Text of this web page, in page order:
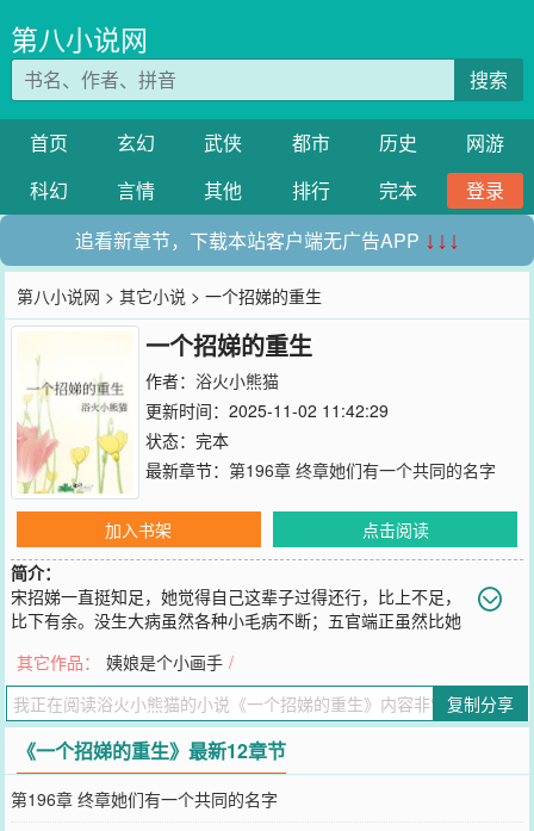
第八小说网
搜索
首页 玄幻 武侠 都市 历史
网游
科幻
言情 其他 排行 完本
登录
追看新章节，下载本站客户端无广告APP ↓↓↓
第八小说网 >其它小说 > 一个招娣的重生
一个招娣的重生
作者： 浴火小熊猫
更新时间：2025-11-02 11:42:29
状态：完本
最新章节： 第196章 终章她们有一个共同的名字
加入书架
点击阅读
简介：
宋招娣一直挺知足，她觉得自己这辈子过得还行，比上不足，
比下有余。没生大病虽然各种小毛病不断；五官端正虽然比她
城里有了自己的房子虽然还欠着二十年贷款。但是房都有了还要啥自
行车啊！新房装修好，她参加了个旅行团，正坐着火车唱着歌，车进
山洞，再一睁眼，她回到了1997年。宋招娣看着破洞的蚊帐，摸摸身
上肿痛的伤痕，弟弟宋家宝一边踢门一边
您要是觉得《一个招娣的重生 》还不错的话请不要忘记向您QQ群和微
博微信里的朋友推荐哦！
其它作品： 姨娘是个小画手 /
复制分享
《一个招娣的重生》最新12章节
第196章 终章她们有一个共同的名字